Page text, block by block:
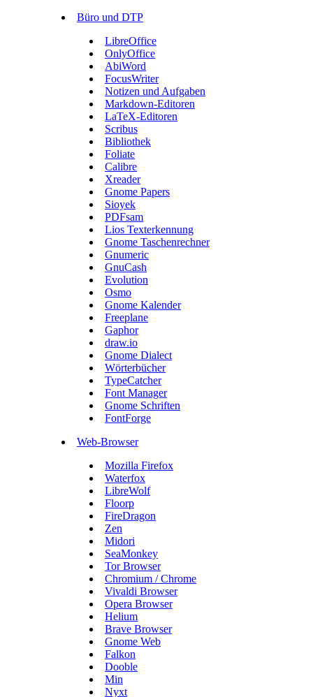
Büro und DTP
LibreOffice
OnlyOffice
AbiWord
FocusWriter
Notizen und Aufgaben
Markdown-Editoren
LaTeX-Editoren
Scribus
Bibliothek
Foliate
Calibre
Xreader
Gnome Papers
Sioyek
PDFsam
Lios Texterkennung
Gnome Taschenrechner
Gnumeric
GnuCash
Evolution
Osmo
Gnome Kalender
Freeplane
Gaphor
draw.io
Gnome Dialect
Wörterbücher
TypeCatcher
Font Manager
Gnome Schriften
FontForge
Web-Browser
Mozilla Firefox
Waterfox
LibreWolf
Floorp
FireDragon
Zen
Midori
SeaMonkey
Tor Browser
Chromium / Chrome
Vivaldi Browser
Opera Browser
Helium
Brave Browser
Gnome Web
Falkon
Dooble
Min
Nyxt